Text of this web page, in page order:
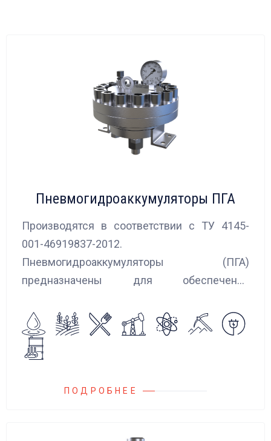
Пневмогидроаккумуляторы ПГА
Производятся в соответствии с ТУ 4145-
001-46919837-2012.
Пневмогидроаккумуляторы (ПГА)
предназначены для обеспечения
колебаний потока жидкости, возникающих в
гидравлических системах.
ПОДРОБНЕЕ